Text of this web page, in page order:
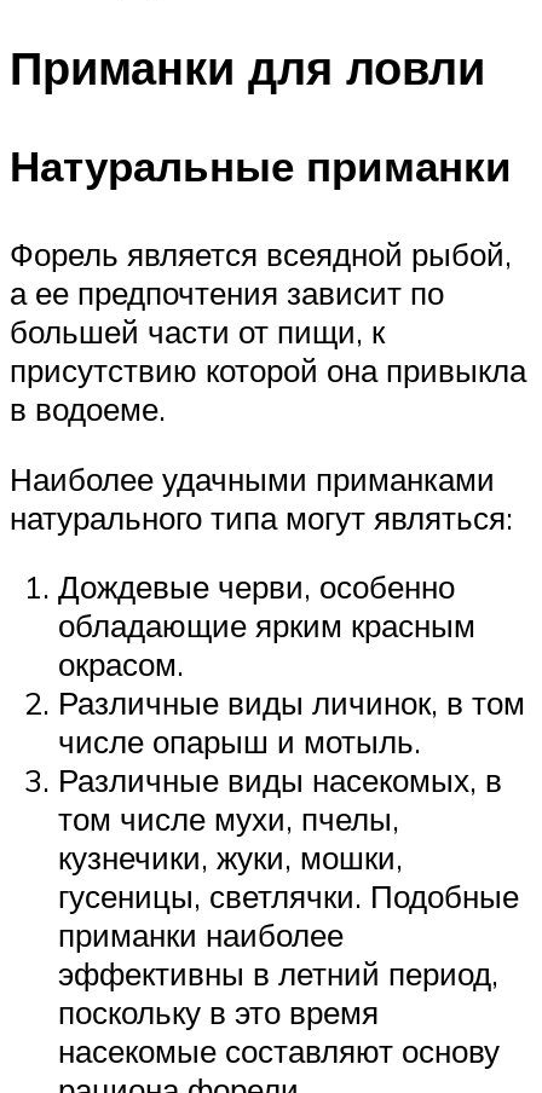
Приманки для ловли
Натуральные приманки
Форель является всеядной рыбой,
а ее предпочтения зависит по
большей части от пищи, к
присутствию которой она привыкла
в водоеме.
Наиболее удачными приманками
натурального типа могут являться:
Дождевые черви, особенно
обладающие ярким красным
окрасом.
Различные виды личинок, в том
числе опарыш и мотыль.
Различные виды насекомых, в
том числе мухи, пчелы,
кузнечики, жуки, мошки,
гусеницы, светлячки. Подобные
приманки наиболее
эффективны в летний период,
поскольку в это время
насекомые составляют основу